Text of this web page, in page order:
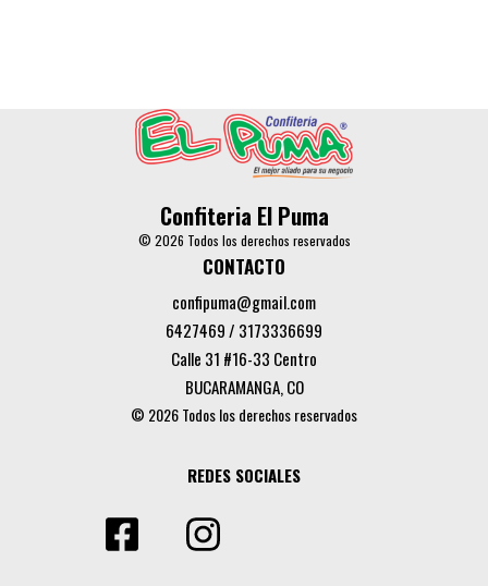
Confiteria El Puma
© 2026 Todos los derechos reservados
CONTACTO
confipuma@gmail.com
6427469 / 3173336699
Calle 31 #16-33 Centro
BUCARAMANGA, CO
© 2026 Todos los derechos reservados
REDES SOCIALES